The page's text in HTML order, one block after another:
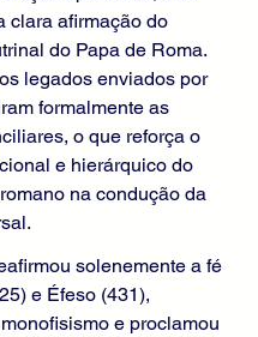
clara afirmação do
do Papa de Roma.
legados enviados por
formalmente as
o que reforça o
e hierárquico do
na condução da
solenemente a fé
e Éfeso (431),
e proclamou